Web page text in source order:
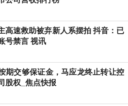
高速救助被弃新人系摆拍 抖音：已
号禁言 视讯
期交够保证金，马应龙终止转让控
股权_焦点快报